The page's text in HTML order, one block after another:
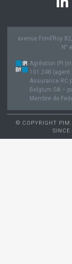
avenue Fond’Roy
N°
Agréation IPI
101.248 (agent
Assurance RC
Belgium SA –
Membre de
© COPYRIGHT
SINCE